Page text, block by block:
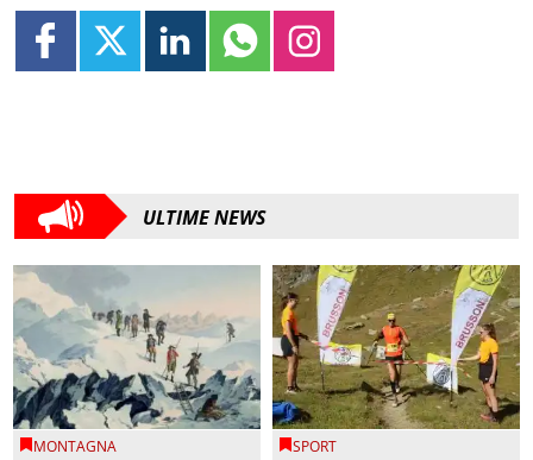
ULTIME NEWS
MONTAGNA SPORT